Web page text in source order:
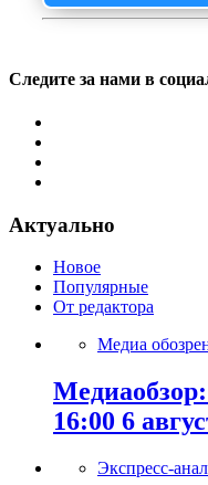
Следите за нами в
Актуально
Новое
Популярные
От редактора
Медиа
Медиаобзор:
16:00 6
Экспресс-